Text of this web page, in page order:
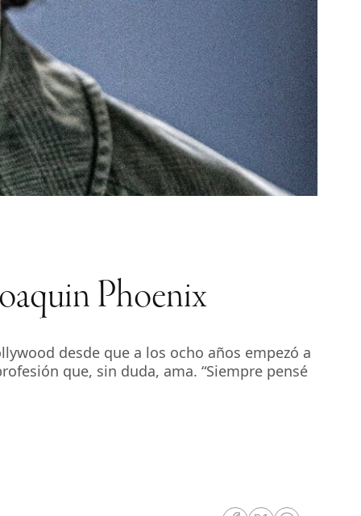
Phoenix
desde que a los ocho años empezó a
que, sin duda, ama. “Siempre pensé